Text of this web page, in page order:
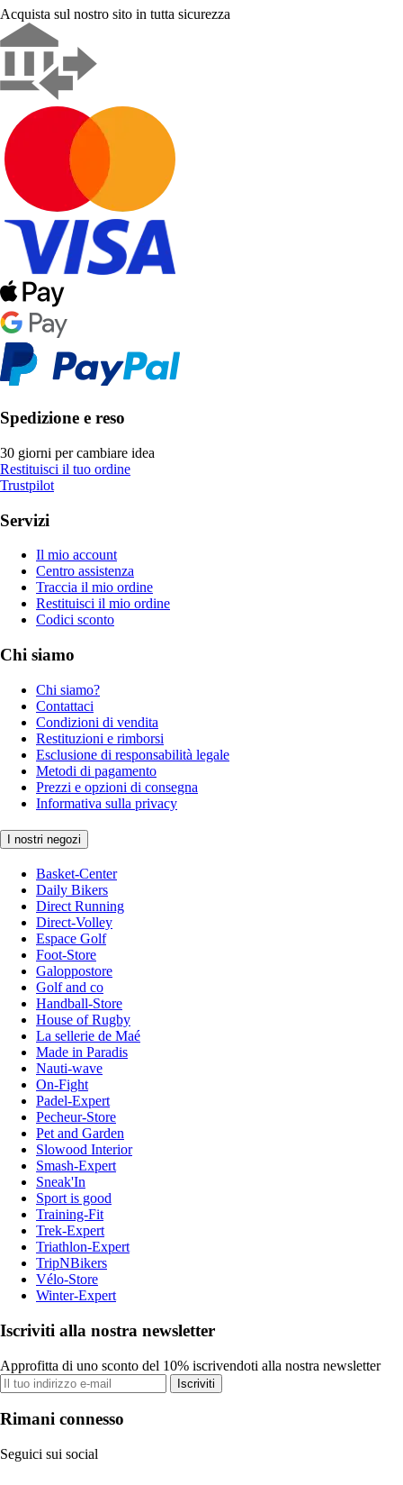
Acquista sul nostro sito in tutta sicurezza
Spedizione e reso
30 giorni per cambiare idea
Restituisci il tuo ordine
Trustpilot
Servizi
Il mio account
Centro assistenza
Traccia il mio ordine
Restituisci il mio ordine
Codici sconto
Chi siamo
Chi siamo?
Contattaci
Condizioni di vendita
Restituzioni e rimborsi
Esclusione di responsabilità legale
Metodi di pagamento
Prezzi e opzioni di consegna
Informativa sulla privacy
I nostri negozi
Basket-Center
Daily Bikers
Direct Running
Direct-Volley
Espace Golf
Foot-Store
Galoppostore
Golf and co
Handball-Store
House of Rugby
La sellerie de Maé
Made in Paradis
Nauti-wave
On-Fight
Padel-Expert
Pecheur-Store
Pet and Garden
Slowood Interior
Smash-Expert
Sneak'In
Sport is good
Training-Fit
Trek-Expert
Triathlon-Expert
TripNBikers
Vélo-Store
Winter-Expert
Iscriviti alla nostra newsletter
Approfitta di uno sconto del 10% iscrivendoti alla nostra newsletter
Iscriviti
Rimani connesso
Seguici sui social